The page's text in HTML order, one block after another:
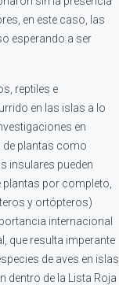
en este caso, las
esperando a ser
reptiles e
en las islas a lo
en
de plantas como
insulares pueden
por completo,
y ortópteros)
internacional
que resulta imperante
de aves en islas
dentro de la Lista Roja